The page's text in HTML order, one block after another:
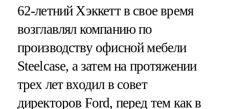
62-летний Хэккетт в свое время
возглавлял компанию по
производству офисной мебели
Steelcase, а затем на протяжении
трех лет входил в совет
директоров Ford, перед тем как в